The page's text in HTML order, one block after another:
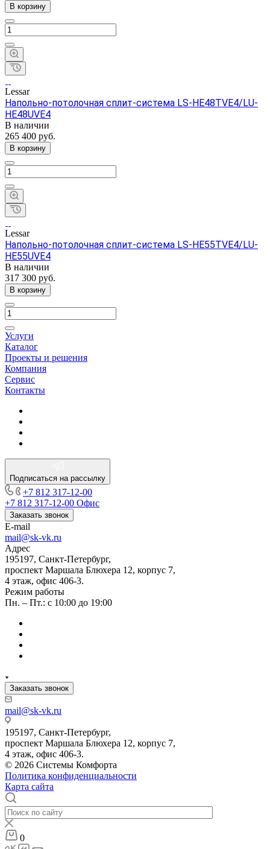
В корзину
Lessar
Напольно-потолочная сплит-система LS-HE48TVE4/LU-
HE48UVE4
В наличии
265 400 руб.
В корзину
Lessar
Напольно-потолочная сплит-система LS-HE55TVE4/LU-
HE55UVE4
В наличии
317 300 руб.
В корзину
Услуги
Каталог
Проекты и решения
Компания
Сервис
Контакты
Подписаться на рассылку
+7 812 317-12-00
+7 812 317-12-00 Офис
Заказать звонок
E-mail
mail@sk-vk.ru
Адрес
195197, Санкт-Петербург,
проспект Маршала Блюхера 12, корпус 7,
4 этаж, офис 406-3.
Режим работы
Пн. – Пт.: с 10:00 до 19:00
Заказать звонок
mail@sk-vk.ru
195197, Санкт-Петербург,
проспект Маршала Блюхера 12, корпус 7,
4 этаж, офис 406-3.
© 2026 Системы Комфорта
Политика конфиденциальности
Карта сайта
0